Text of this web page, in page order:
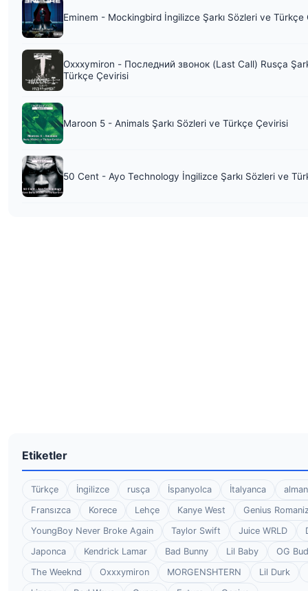
Eminem - Mockingbird İngilizce Şarkı Sözleri ve Türkçe
Oxxxymiron - Последний звонок (Last Call) Rusça
Türkçe Çevirisi
Maroon 5 - Animals Şarkı Sözleri ve Türkçe Çevirisi
50 Cent - Ayo Technology İngilizce Şarkı Sözleri ve
Etiketler
Türkçe İngilizce rusça İspanyolca İtalyanca
Fransızca
Korece Lehçe Kanye West
Genius
YoungBoy Never Broke Again
Taylor Swift Juice WRLD
Japonca
Kendrick Lamar Bad Bunny Lil Baby
OG
The Weeknd
Oxxxymiron MORGENSHTERN
Lil Durk